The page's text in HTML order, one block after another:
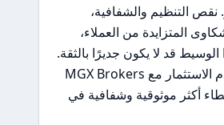
نقص التنظيم والشفافية،
المتزايدة من العملاء،
قد لا يكون جديرًا بالثقة.
نوصي بشدة بعدم الاستثمار مع MGX Brokers
أكثر موثوقية وشفافية في